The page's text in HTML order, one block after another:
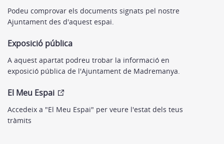
Podeu comprovar els documents signats pel nostre
Ajuntament des d'aquest espai.
Exposició pública
A aquest apartat podreu trobar la informació en
exposició pública de l'Ajuntament de Madremanya.
El Meu Espai
Accedeix a "El Meu Espai" per veure l'estat dels teus
tràmits